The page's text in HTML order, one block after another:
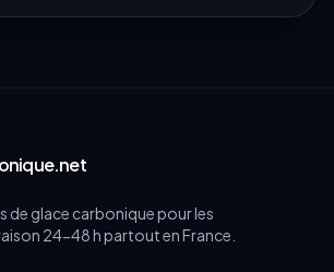
de glace carbonique pour les
24-48 h partout en France.